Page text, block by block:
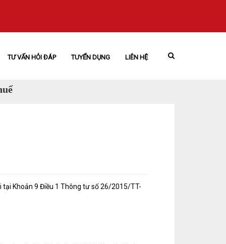
TƯ VẤN HỎI ĐÁP TUYỂN DỤNG LIÊN HỆ
Khoản 9 Điều 1 Thông tư số 26/2015/TT-